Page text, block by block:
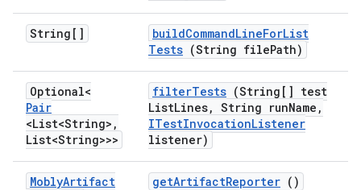
String[] buildCommandLineForList
Tests (String filePath)
Optional<
Pair
<List<String> ,
List<String>>>
filterTests (String[] test
ListLines, String runName ,
ITestInvocationListener
listener)
MoblyArtifact
getArtifactReporter ()